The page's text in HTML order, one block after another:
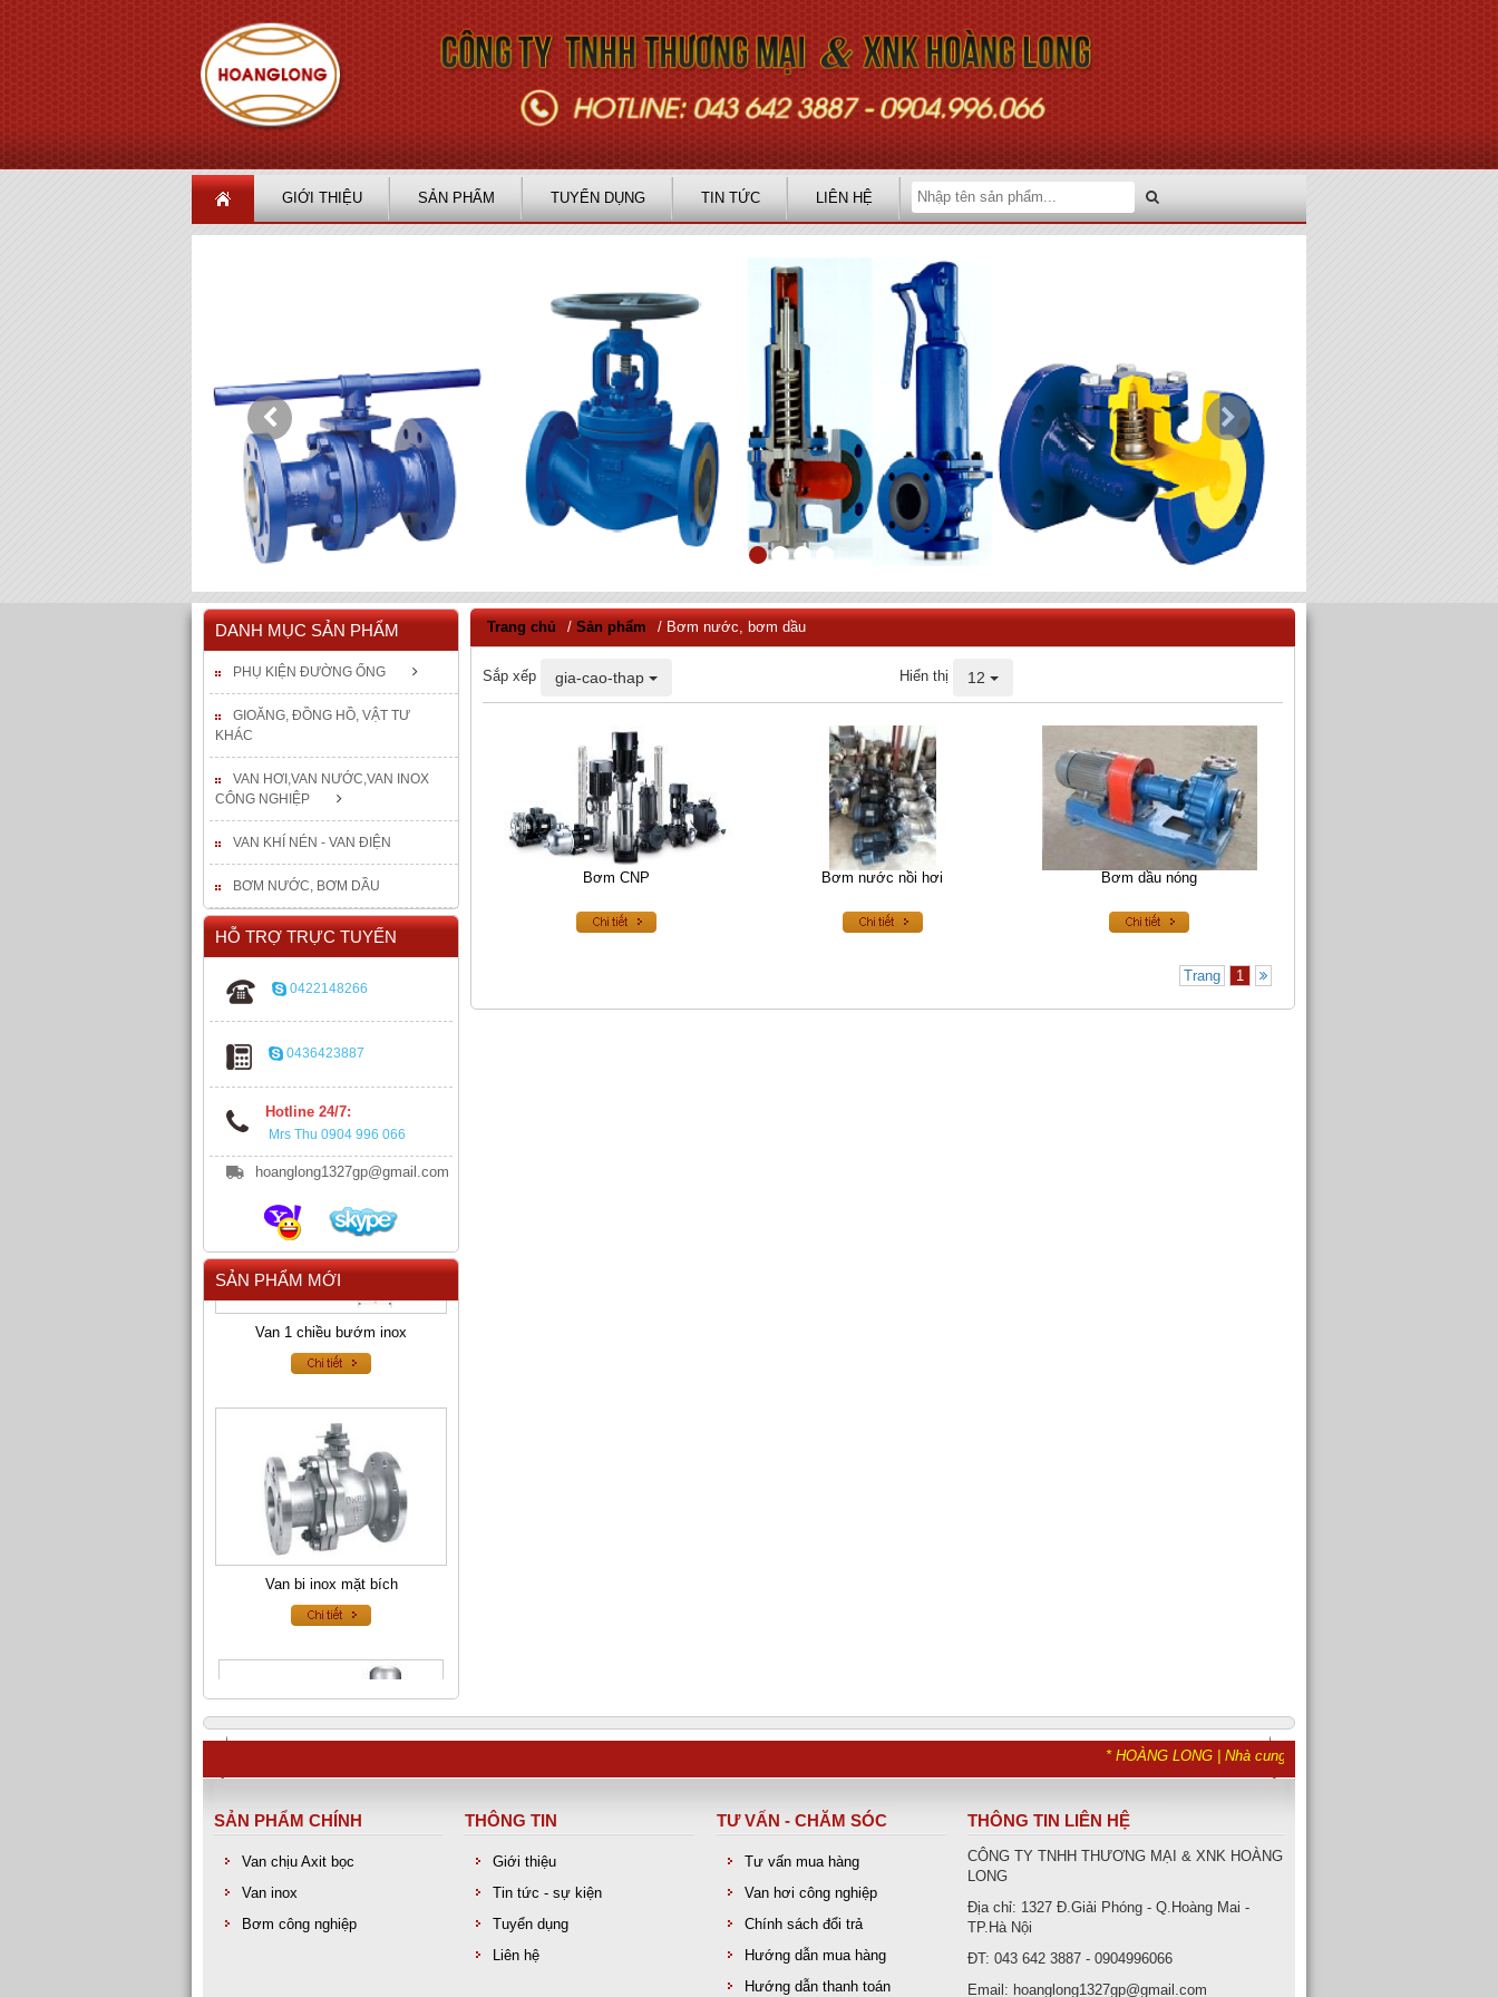
GIỚI THIỆU SẢN PHẨM TUYỂN DỤNG TIN TỨC LIÊN HỆ
DANH MỤC SẢN PHẨM
PHỤ KIỆN ĐƯỜNG ỐNG
GIOĂNG, ĐỒNG HỒ, VẬT TƯ
KHÁC
VAN HƠI,VAN NƯỚC,VAN INOX
CÔNG NGHIỆP
VAN KHÍ NÉN - VAN ĐIỆN
BƠM NƯỚC, BƠM DẦU
HỖ TRỢ TRỰC TUYẾN
0422148266
0436423887
Hotline 24/7:
Mrs Thu 0904 996 066
hoanglong1327gp@gmail.com
SẢN PHẨM MỚI
Van 1 chiều bướm inox
Van bi inox mặt bích
Van an toàn inox
Trang chủ / Sản phẩm / Bơm nước, bơm dầu
Sắp xếp gia-cao-thap Hiển thị 12
Bơm CNP Bơm nước nồi hơi Bơm dầu nóng
Trang 1
* HOÀNG LONG | Nhà cung cấp hàng đầu về van inox -
SẢN PHẨM CHÍNH
Van chịu Axit bọc
Van inox
Bơm công nghiệp
THÔNG TIN
Giới thiệu
Tin tức - sự kiện
Tuyển dụng
Liên hệ
TƯ VẤN - CHĂM SÓC
Tư vấn mua hàng
Van hơi công nghiệp
Chính sách đổi trả
Hướng dẫn mua hàng
Hướng dẫn thanh toán
THÔNG TIN LIÊN HỆ
CÔNG TY TNHH THƯƠNG MẠI & XNK HOÀNG
LONG
Địa chỉ: 1327 Đ.Giải Phóng - Q.Hoàng Mai -
TP.Hà Nội
ĐT: 043 642 3887 - 0904996066
Email: hoanglong1327gp@gmail.com